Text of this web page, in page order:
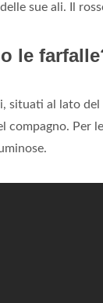
sue ali. Il
le
situati al lato
compagno. Per le